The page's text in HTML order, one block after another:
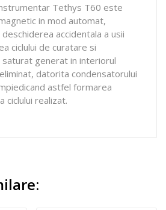
Tethys T60 este
in mod automat,
accidentala a usii
ciclului de curatare si
saturat generat in interiorul
datorita condensatorului
astfel formarea
ciclului realizat.